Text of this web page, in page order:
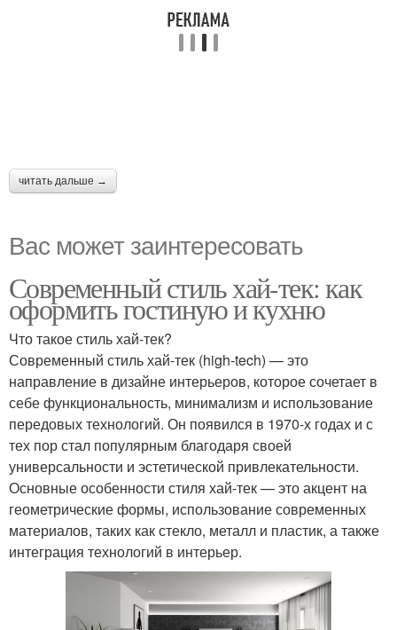
читать дальше →
Вас может заинтересовать
Современный стиль хай-тек: как
оформить гостиную и кухню
Что такое стиль хай-тек?
Современный стиль хай-тек (high-tech) — это
направление в дизайне интерьеров, которое сочетает в
себе функциональность, минимализм и использование
передовых технологий. Он появился в 1970-х годах и с
тех пор стал популярным благодаря своей
универсальности и эстетической привлекательности.
Основные особенности стиля хай-тек — это акцент на
геометрические формы, использование современных
материалов, таких как стекло, металл и пластик, а также
интеграция технологий в интерьер.